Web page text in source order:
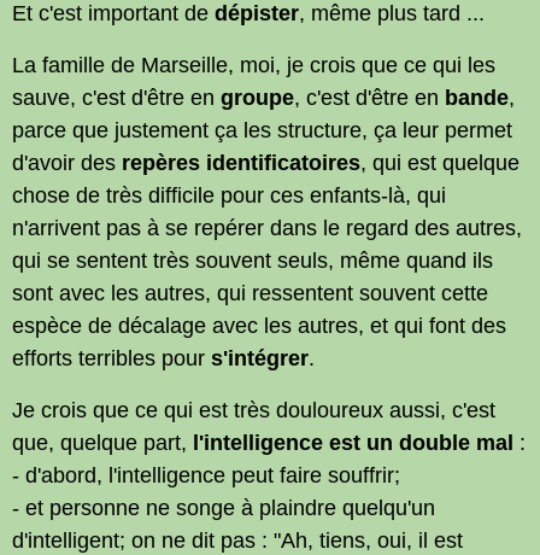
Et c'est important de dépister, même plus tard ...
La famille de Marseille, moi, je crois que ce qui les
sauve, c'est d'être en groupe, c'est d'être en bande,
parce que justement ça les structure, ça leur permet
d'avoir des repères identificatoires, qui est quelque
chose de très difficile pour ces enfants-là, qui
n'arrivent pas à se repérer dans le regard des autres,
qui se sentent très souvent seuls, même quand ils
sont avec les autres, qui ressentent souvent cette
espèce de décalage avec les autres, et qui font des
efforts terribles pour s'intégrer.
Je crois que ce qui est très douloureux aussi, c'est
que, quelque part, l'intelligence est un double mal :
- d'abord, l'intelligence peut faire souffrir;
- et personne ne songe à plaindre quelqu'un
d'intelligent; on ne dit pas : "Ah, tiens, oui, il est